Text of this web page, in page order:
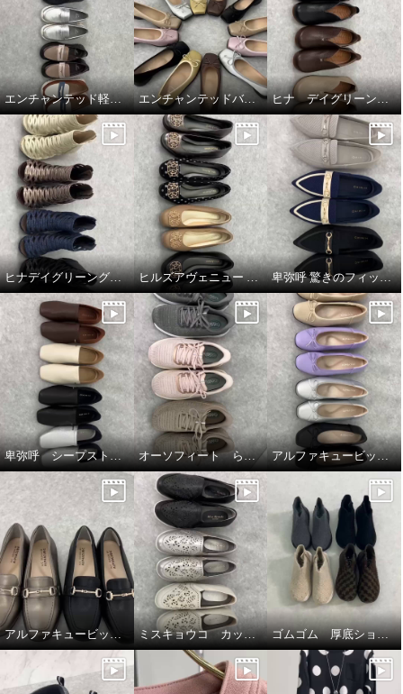
エンチャンテッド軽量コインローファー エンチャンテッドバレエシューズ ヒナ デイグリーン 上質素材が足をつつむ オブリークトゥシューズ
ヒナデイグリーングラディエーターブーティ ヒルズアヴェニュー ウェーブソールパンプス 卑弥呼 驚きのフィット感 すっと履ける ニットローファー
卑弥呼 シープストレッチレザー すっと履けるパンプス オーソフィート らくらくニットシューズ アルファキュービック リボンパンプス
アルファキュービック幅広ローファーシューズ ミスキョウコ カットワークシューズ ゴムゴム 厚底ショートブーツ🥾🤎